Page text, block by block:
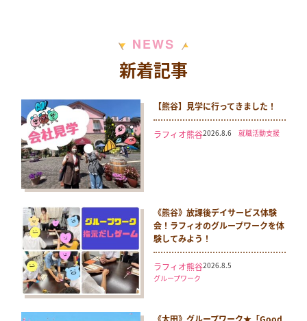
NEWS
新着記事
【熊谷】見学に行ってきました！
ラフィオ熊谷2026.8.6 就職活動支援
《熊谷》放課後デイサービス体験
会！ラフィオのグループワークを体
験してみよう！
ラフィオ熊谷2026.8.5
グループワーク
《太田》グループワーク★「Good